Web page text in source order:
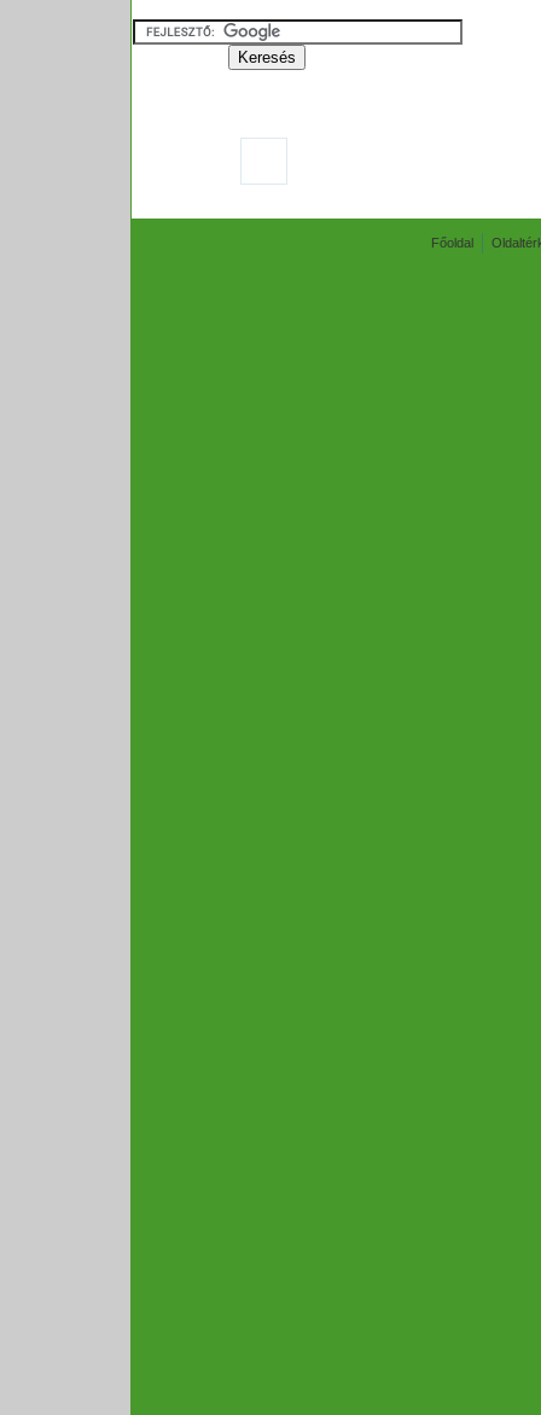
Főoldal